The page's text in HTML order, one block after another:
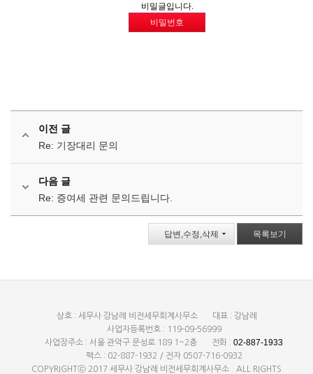
비밀글입니다.
비밀번호
이전 글
Re: 기장대리 문의
다음 글
Re: 증여세 관련 문의드립니다.
답변,수정,삭제 목록보기
상호 : 세무사 강남례 비전세무회계사무소
대표 : 강남례
사업자등록번호 : 119-09-56999
사업장주소 : 서울 관악구 문성로 189 1~2층
전화 : 02-887-1933
팩스 : 02-887-1932 / 전자 0507-716-0932
COPYRIGHTⓒ 2017 세무사 강남례 비전세무회계사무소 . ALL RIGHTS